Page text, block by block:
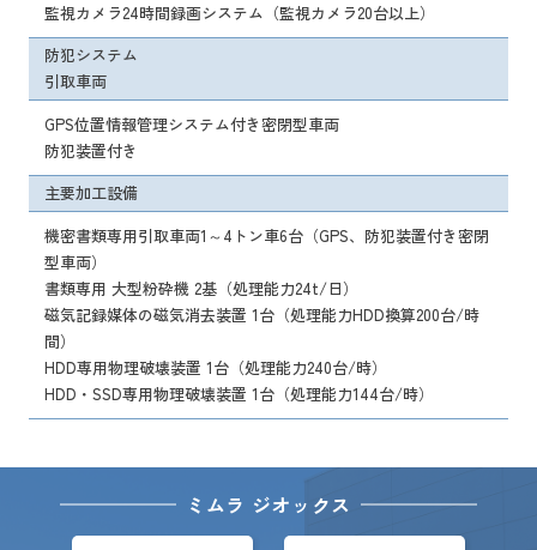
監視カメラ24時間録画システム（監視カメラ20台以上）
防犯システム
引取車両
GPS位置情報管理システム付き密閉型車両
防犯装置付き
主要加工設備
機密書類専用引取車両1～4トン車6台（GPS、防犯装置付き密閉
型車両）
書類専用 大型粉砕機 2基（処理能力24t/日）
磁気記録媒体の磁気消去装置 1台（処理能力HDD換算200台/時
間）
HDD専用物理破壊装置 1台（処理能力240台/時）
HDD・SSD専用物理破壊装置 1台（処理能力144台/時）
ミムラ ジオックス